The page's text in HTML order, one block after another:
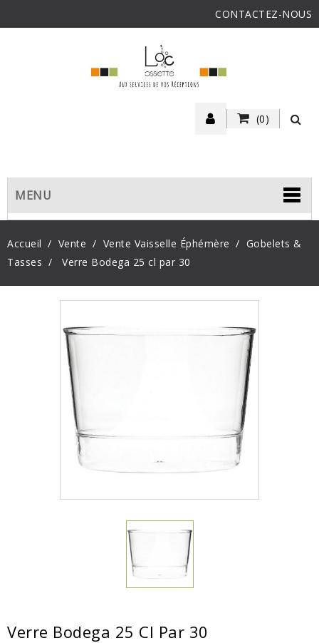
CONTACTEZ-NOUS
(0)
MENU
Accueil Vente Vente Vaisselle Éphémère
Gobelets &
Tasses
Verre Bodega 25 cl par 30
Verre Bodega 25 Cl Par 30